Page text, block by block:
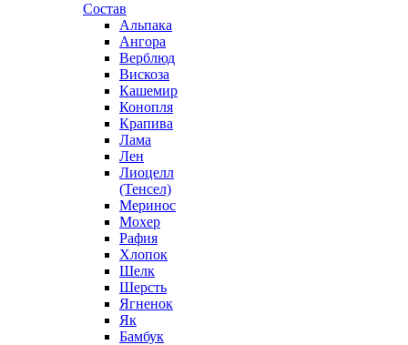
Состав
Альпака
Ангора
Верблюд
Вискоза
Кашемир
Конопля
Крапива
Лама
Лен
Лиоцелл
(Тенсел)
Меринос
Мохер
Рафия
Хлопок
Шелк
Шерсть
Ягненок
Як
Бамбук